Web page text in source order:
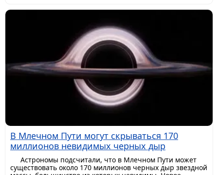
В Млечном Пути могут скрываться 170
миллионов невидимых черных дыр
Астрономы подсчитали, что в Млечном Пути может
существовать около 170 миллионов черных дыр звездной